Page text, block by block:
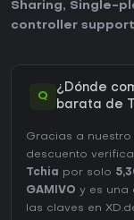
Sharing, Single-
controller support
Q
¿Dónde
barata de
Gracias a
descuento
Tchia
por solo
GAMIVO y es una
las claves en